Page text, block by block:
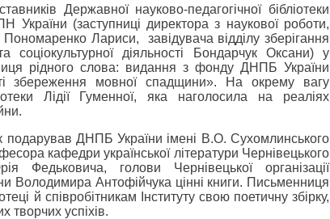
Державної науково-педагогічної бібліотеки
України (заступниці директора з наукової роботи,
Пономаренко Лариси, завідувача відділу зберігання
соціокультурної діяльності Бондарчук Оксани) у
рідного слова: видання з фонду ДНПБ України
збереження мовної спадщини». На окрему вагу
Лідії Гуменної, яка наголосила на реаліях
подарував ДНПБ України імені В.О. Сухомлинського
кафедри української літератури Чернівецького
Федьковича, голови Чернівецької організації
Володимира Антофійчука цінні книги. Письменниця
й співробітникам Інституту свою поетичну збірку,
успіхів.